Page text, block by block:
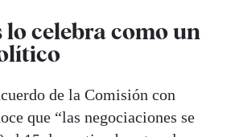
celebra como un
de la Comisión con
que “las negociaciones se